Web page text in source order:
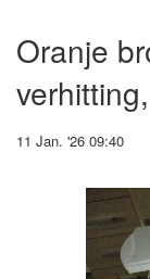
Oranje
11 Jan. '26 09:40